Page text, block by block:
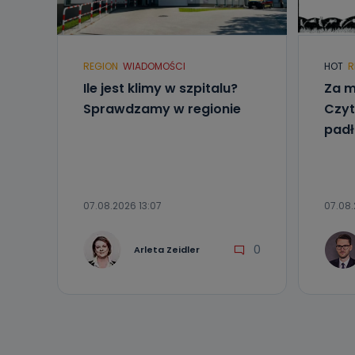
Telewizja
19 nie
Co
Po
Telewizji
19 dostępu
ich
sprzeciwu
Do
Jakie
REGION WIADOMOŚCI
Ile jest klimy w szpitalu?
Sprawdzamy w regionie
07.08.2026 13:07
Arleta Zeidler 0
HOT
Za